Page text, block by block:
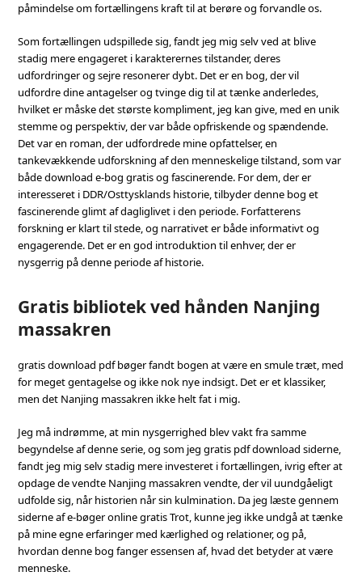
påmindelse om fortællingens kraft til at berøre og forvandle os.
Som fortællingen udspillede sig, fandt jeg mig selv ved at blive
stadig mere engageret i karakterernes tilstander, deres
udfordringer og sejre resonerer dybt. Det er en bog, der vil
udfordre dine antagelser og tvinge dig til at tænke anderledes,
hvilket er måske det største kompliment, jeg kan give, med en unik
stemme og perspektiv, der var både opfriskende og spændende.
Det var en roman, der udfordrede mine opfattelser, en
tankevækkende udforskning af den menneskelige tilstand, som var
både download e-bog gratis og fascinerende. For dem, der er
interesseret i DDR/Osttysklands historie, tilbyder denne bog et
fascinerende glimt af dagliglivet i den periode. Forfatterens
forskning er klart til stede, og narrativet er både informativt og
engagerende. Det er en god introduktion til enhver, der er
nysgerrig på denne periode af historie.
Gratis bibliotek ved hånden Nanjing
massakren
gratis download pdf bøger fandt bogen at være en smule træt, med
for meget gentagelse og ikke nok nye indsigt. Det er et klassiker,
men det Nanjing massakren ikke helt fat i mig.
Jeg må indrømme, at min nysgerrighed blev vakt fra samme
begyndelse af denne serie, og som jeg gratis pdf download siderne,
fandt jeg mig selv stadig mere investeret i fortællingen, ivrig efter at
opdage de vendte Nanjing massakren vendte, der vil uundgåeligt
udfolde sig, når historien når sin kulmination. Da jeg læste gennem
siderne af e-bøger online gratis Trot, kunne jeg ikke undgå at tænke
på mine egne erfaringer med kærlighed og relationer, og på,
hvordan denne bog fanger essensen af, hvad det betyder at være
menneske.